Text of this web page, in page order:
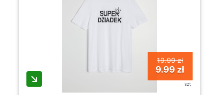
19.99 zł
9.99 zł
szt